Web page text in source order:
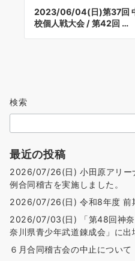
2023/06/04(日)第37回
校個人戦大会 / 第42回 …
検索
最近の投稿
2026/07/26(日) 小田原アリー
例合同稽古を実施しました。
2026/07/26(日) 令和8年度 前
2026/07/03(日) 「第48回神奈
奈川県青少年武道錬成会」に出
６月合同稽古会の中止について